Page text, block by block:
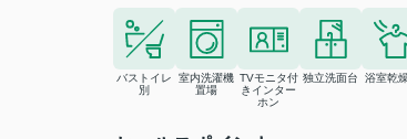
バストイレ
別
室内洗濯機
置場
TVモニタ付
きインター
ホン
独立洗面台 浴室乾